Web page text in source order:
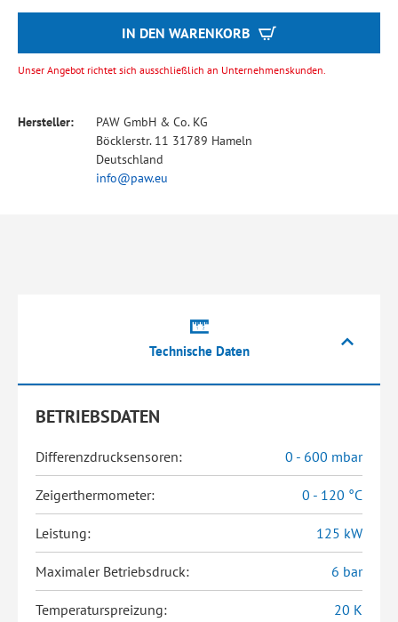
IN DEN WARENKORB
Unser Angebot richtet sich ausschließlich an Unternehmenskunden.
Hersteller:
PAW GmbH & Co. KG
Böcklerstr. 11 31789 Hameln
Deutschland
info@paw.eu
Technische Daten
BETRIEBSDATEN
Differenzdrucksensoren: 0 - 600 mbar
Zeigerthermometer: 0 - 120 °C
Leistung: 125 kW
Maximaler Betriebsdruck: 6 bar
Temperaturspreizung: 20 K